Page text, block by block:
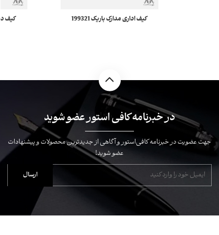
کیف اداری مدارک باریک 199321
در خبرنامه کافی استور عضو شوید
جهت عضویت در خبرنامه کافی‌استور و آگاهی از جدیدترین محصولات و پیشنهادات
عضو شوید!